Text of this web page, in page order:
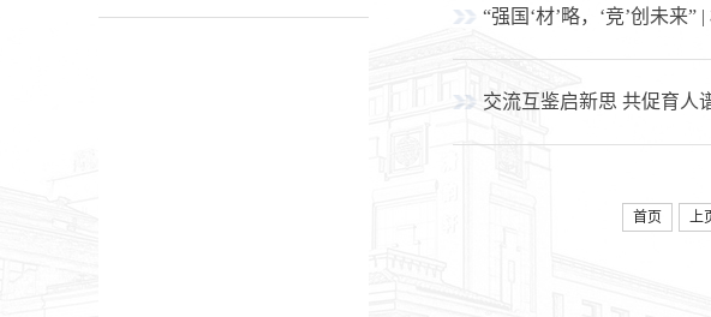
“强国‘材’略，‘竞’创未来
交流互鉴启新思 共促育
首页 上